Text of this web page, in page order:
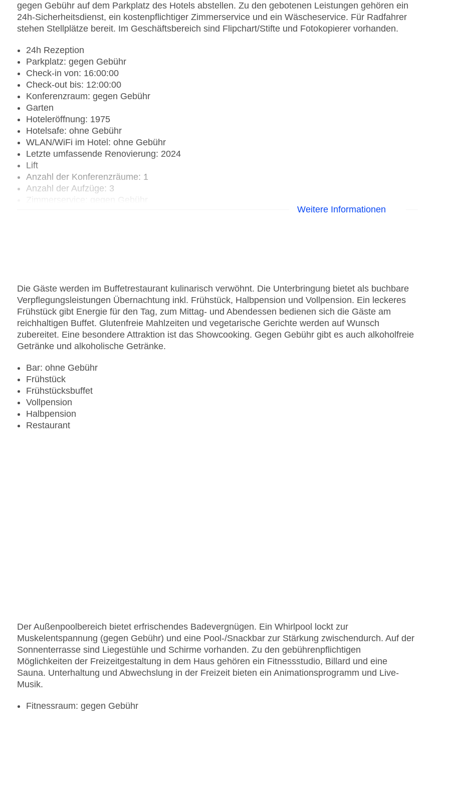
gegen Gebühr auf dem Parkplatz des Hotels abstellen. Zu den gebotenen Leistungen gehören ein
24h-Sicherheitsdienst, ein kostenpflichtiger Zimmerservice und ein Wäscheservice. Für Radfahrer
stehen Stellplätze bereit. Im Geschäftsbereich sind Flipchart/Stifte und Fotokopierer vorhanden.
24h Rezeption
Parkplatz: gegen Gebühr
Check-in von: 16:00:00
Check-out bis: 12:00:00
Konferenzraum: gegen Gebühr
Garten
Hoteleröffnung: 1975
Hotelsafe: ohne Gebühr
WLAN/WiFi im Hotel: ohne Gebühr
Letzte umfassende Renovierung: 2024
Lift
Anzahl der Konferenzräume: 1
Anzahl der Aufzüge: 3
Weitere Informationen
Die Gäste werden im Buffetrestaurant kulinarisch verwöhnt. Die Unterbringung bietet als buchbare
Verpflegungsleistungen Übernachtung inkl. Frühstück, Halbpension und Vollpension. Ein leckeres
Frühstück gibt Energie für den Tag, zum Mittag- und Abendessen bedienen sich die Gäste am
reichhaltigen Buffet. Glutenfreie Mahlzeiten und vegetarische Gerichte werden auf Wunsch
zubereitet. Eine besondere Attraktion ist das Showcooking. Gegen Gebühr gibt es auch alkoholfreie
Getränke und alkoholische Getränke.
Bar: ohne Gebühr
Frühstück
Frühstücksbuffet
Vollpension
Halbpension
Restaurant
Der Außenpoolbereich bietet erfrischendes Badevergnügen. Ein Whirlpool lockt zur
Muskelentspannung (gegen Gebühr) und eine Pool-/Snackbar zur Stärkung zwischendurch. Auf der
Sonnenterrasse sind Liegestühle und Schirme vorhanden. Zu den gebührenpflichtigen
Möglichkeiten der Freizeitgestaltung in dem Haus gehören ein Fitnessstudio, Billard und eine
Sauna. Unterhaltung und Abwechslung in der Freizeit bieten ein Animationsprogramm und Live-
Musik.
Fitnessraum: gegen Gebühr